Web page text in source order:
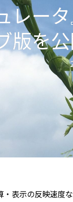
レー
版を
・表示の反映速